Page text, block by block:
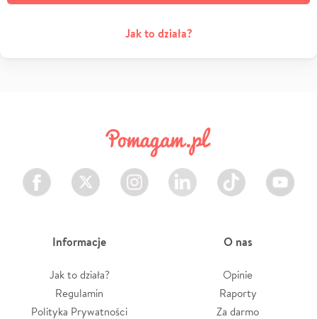
Jak to działa?
Facebook Twitter Instagram LinkedIn TikTok Youtube
Informacje
Jak to działa?
Regulamin
Polityka Prywatności
O nas
Opinie
Raporty
Za darmo